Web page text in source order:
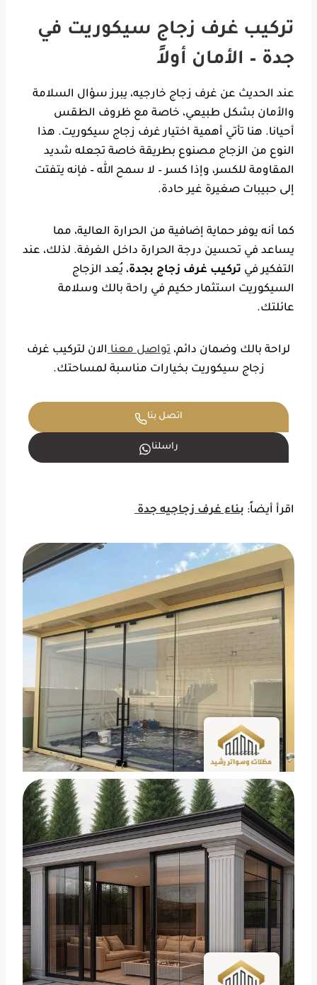
تركيب غرف زجاج سيكوريت في
جدة – الأمان أولاً
عند الحديث عن غرف زجاج خارجيه، يبرز سؤال السلامة
والأمان بشكل طبيعي، خاصة مع ظروف الطقس
أحيانا. هنا تأتي أهمية اختيار غرف زجاج سيكوريت. هذا
النوع من الزجاج مصنوع بطريقة خاصة تجعله شديد
المقاومة للكسر، وإذا كسر – لا سمح الله – فإنه يتفتت
إلى حبيبات صغيرة غير حادة.
كما أنه يوفر حماية إضافية من الحرارة العالية، مما
يساعد في تحسين درجة الحرارة داخل الغرفة. لذلك، عند
التفكير في تركيب غرف زجاج بجدة، يُعد الزجاج
السيكوريت استثمار حكيم في راحة بالك وسلامة
عائلتك.
لراحة بالك وضمان دائم، تواصل معناالان لتركيب غرف
زجاج سيكوريت بخيارات مناسبة لمساحتك.
اتصل بنا
راسلنا
اقرأ أيضاً: بناء غرف زجاجيه جدة